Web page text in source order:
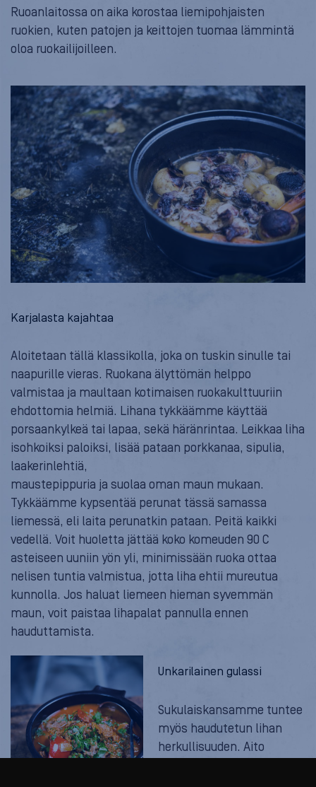
Ruoanlaitossa on aika korostaa liemipohjaisten
ruokien, kuten patojen ja keittojen tuomaa lämmintä
oloa ruokailijoilleen.
Karjalasta kajahtaa
Aloitetaan tällä klassikolla, joka on tuskin sinulle tai
naapurille vieras. Ruokana älyttömän helppo
valmistaa ja maultaan kotimaisen ruokakulttuuriin
ehdottomia helmiä. Lihana tykkäämme käyttää
porsaankylkeä tai lapaa, sekä häränrintaa. Leikkaa liha
isohkoiksi paloiksi, lisää pataan porkkanaa, sipulia,
laakerinlehtiä,
maustepippuria ja suolaa oman maun mukaan.
Tykkäämme kypsentää perunat tässä samassa
liemessä, eli laita perunatkin pataan. Peitä kaikki
vedellä. Voit huoletta jättää koko komeuden 90 C
asteiseen uuniin yön yli, minimissään ruoka ottaa
nelisen tuntia valmistua, jotta liha ehtii mureutua
kunnolla. Jos haluat liemeen hieman syvemmän
maun, voit paistaa lihapalat pannulla ennen
hauduttamista.
Unkarilainen gulassi
Sukulaiskansamme tuntee
myös haudutetun lihan
herkullisuuden. Aito